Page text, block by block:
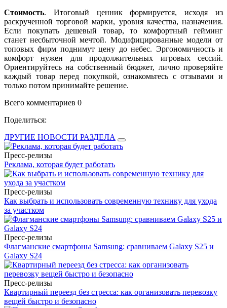
Стоимость. Итоговый ценник формируется, исходя из
раскрученной торговой марки, уровня качества, назначения.
Если покупать дешевый товар, то комфортный гейминг
станет несбыточной мечтой. Модифицированные модели от
топовых фирм поднимут цену до небес. Эргономичность и
комфорт нужен для продолжительных игровых сессий.
Ориентируйтесь на собственный бюджет, лично проверяйте
каждый товар перед покупкой, ознакомьтесь с отзывами и
только потом принимайте решение.
Всего комментариев 0
Поделиться:
ДРУГИЕ НОВОСТИ РАЗДЕЛА
Пресс-релизы
Реклама, которая будет работать
Пресс-релизы
Как выбрать и использовать современную технику для ухода
за участком
Пресс-релизы
Флагманские смартфоны Samsung: сравниваем Galaxy S25 и
Galaxy S24
Пресс-релизы
Квартирный переезд без стресса: как организовать перевозку
вещей быстро и безопасно